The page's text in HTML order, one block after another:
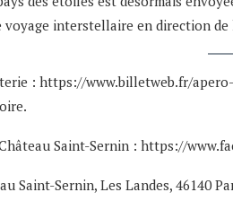
voyage interstellaire en direction
: https://www.billetweb.fr/
Saint-Sernin : https://
Saint-Sernin, Les Landes, 46140